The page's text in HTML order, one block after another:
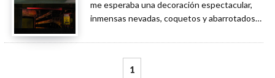
me esperaba una decoración espectacular,
inmensas nevadas, coquetos y abarrotados
exquisito gusto y por supuesto, música,
pero, una de dos, o los austríacos tienen
bastantes problemas de estreñimiento y
1